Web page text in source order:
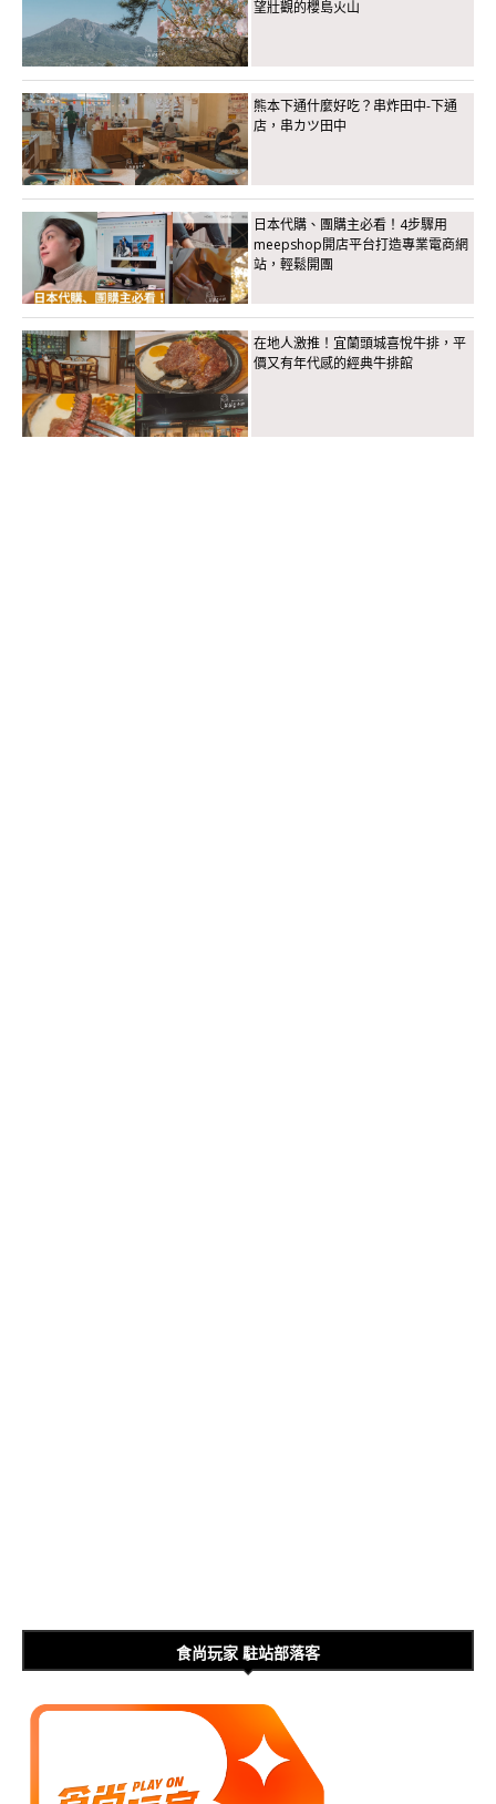
望壯觀的櫻島火山
熊本下通什麼好吃？串炸田中-下通
店，串カツ田中
日本代購、團購主必看！4步驟用
meepshop開店平台打造專業電商網
站，輕鬆開團
在地人激推！宜蘭頭城喜悅牛排，平
價又有年代感的經典牛排館
食尚玩家 駐站部落客